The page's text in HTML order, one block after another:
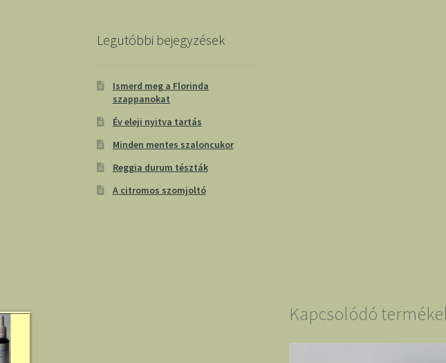
Kapcsolódó
Legutóbbi bejegyzések
Ismerd meg a Florinda
szappanokat
Év eleji nyitva tartás
Minden mentes szaloncukor
Reggia durum tészták
A citromos szomjoltó